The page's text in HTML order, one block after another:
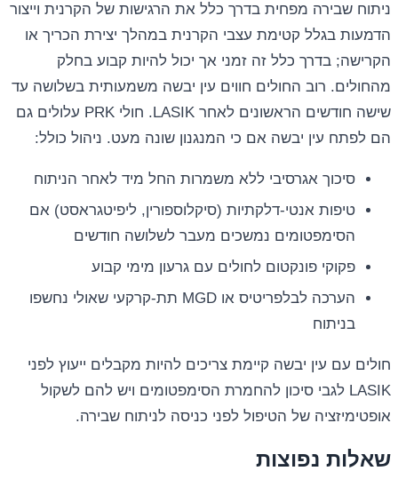
ניתוח שבירה מפחית בדרך כלל את הרגישות של הקרנית וייצור
הדמעות בגלל קטימת עצבי הקרנית במהלך יצירת הכריך או
הקרישה; בדרך כלל זה זמני אך יכול להיות קבוע בחלק
מהחולים. רוב החולים חווים עין יבשה משמעותית בשלושה עד
שישה חודשים הראשונים לאחר LASIK. חולי PRK עלולים גם
הם לפתח עין יבשה אם כי המנגנון שונה מעט. ניהול כולל:
סיכוך אגרסיבי ללא משמרות החל מיד לאחר הניתוח
טיפות אנטי-דלקתיות (סיקלוספורין, ליפיטגראסט) אם
הסימפטומים נמשכים מעבר לשלושה חודשים
פקוקי פונקטום לחולים עם גרעון מימי קבוע
הערכה לבלפריטיס או MGD תת-קרקעי שאולי נחשפו
בניתוח
חולים עם עין יבשה קיימת צריכים להיות מקבלים ייעוץ לפני
LASIK לגבי סיכון להחמרת הסימפטומים ויש להם לשקול
אופטימיזציה של הטיפול לפני כניסה לניתוח שבירה.
שאלות נפוצות